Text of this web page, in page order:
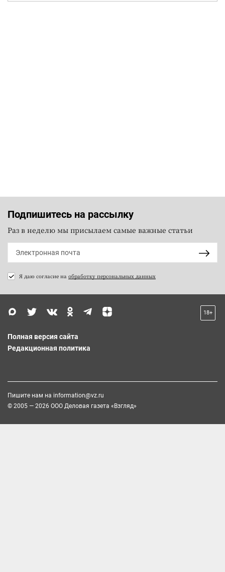
Подпишитесь на рассылку
Раз в неделю мы присылаем самые важные статьи
Я даю согласие на обработку персональных данных
18+
Полная версия сайта
Редакционная политика
Пишите нам на information@vz.ru
© 2005 — 2026 ООО Деловая газета «Взгляд»